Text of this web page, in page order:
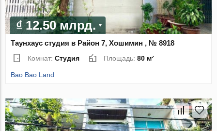
₫ 12.50 млрд.
Таунхаус студия в Район 7, Хошимин , № 8918
Комнат:Студия Площадь:80 м²
Bao Bao Land